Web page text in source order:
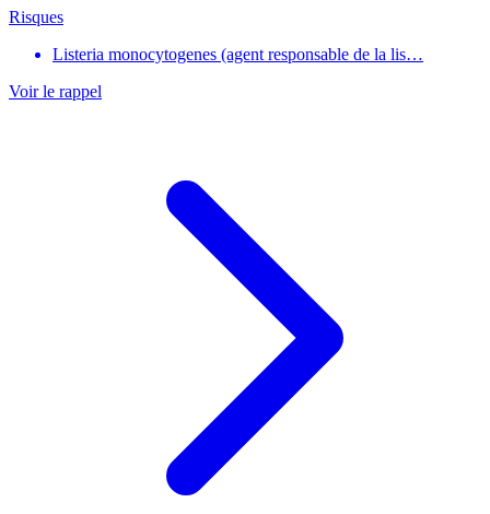
Risques
Listeria monocytogenes (agent responsable de la lis…
Voir le rappel